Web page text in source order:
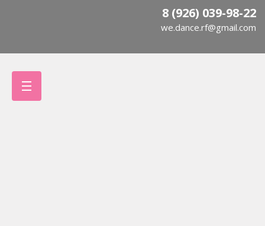
8 (926) 039-98-22
we.dance.rf@gmail.com